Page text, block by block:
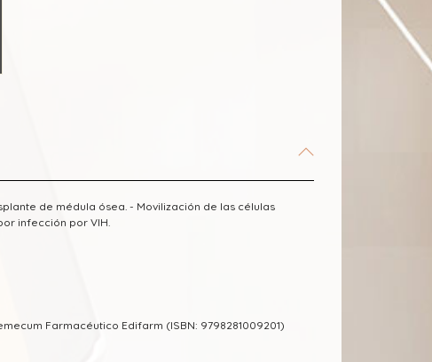
de médula ósea. - Movilización de las células
infección por VIH.
Farmacéutico Edifarm (ISBN: 9798281009201)